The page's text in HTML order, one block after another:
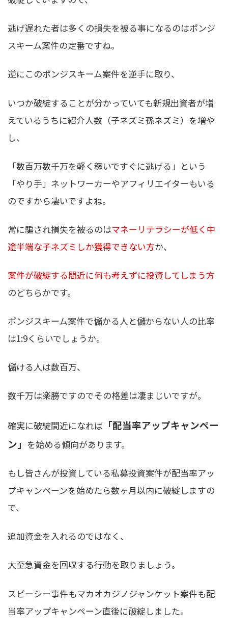
逃げ遅れた者は多くの損失を被る事になるのはポンジ
スキーム案件の定番ですね。
逆にこのポンジスキーム案件を逆手に取り、
いつか破綻することが分かっていても新規出資者が増
えているうちに紹介人数（子ネズミ孫ネズミ）を増や
し、
「数百万数千万を軽く稼いですぐに逃げる」という
「やり手」ネットワーカーやアフィリエイターもいる
のですから凄いですよね。
常に騙され損失を被るのはマネーリテラシーが低く中
途半端な子ネズミしか獲得できない方か、
案件が破綻する間近に何も考えずに投資してしまう方
のどちらかです。
ポンジスキーム案件で儲かる人と儲からない人の比率
は1:9くらいでしょうか。
儲ける人は数百万、
数千万は楽勝ですのでその格差は凄まじいですが。
確実に破綻間近になれば 「配当率アップキャンペー
ン」 を始める傾向があります。
もし皆さんが投資している私募投資案件が配当率アッ
プキャンペーンを始めたら数ヶ月以内に破綻しますの
で、
追加資金を入れるのではなく、
大至急資金を回収する行動を取りましょう。
スピーシー事件もマカオカジノジャンケット案件も配
当率アップキャンペーン直後に破綻しました。